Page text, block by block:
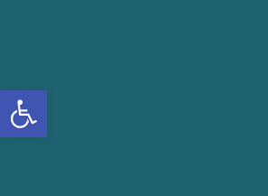
Ανοίξτε τη γραμμή εργαλείων